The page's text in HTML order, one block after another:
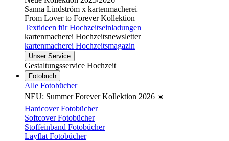
Sanna Lindström x kartenmacherei
From Lover to Forever Kollektion
Textideen für Hochzeitseinladungen
kartenmacherei Hochzeitsnewsletter
kartenmacherei Hochzeitsmagazin
Unser Service
Gestaltungsservice Hochzeit
Fotobuch
Alle Fotobücher
NEU: Summer Forever Kollektion 2026 ☀️
Hardcover Fotobücher
Softcover Fotobücher
Stoffeinband Fotobücher
Layflat Fotobücher